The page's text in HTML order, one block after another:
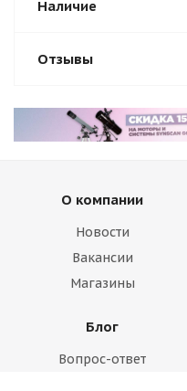
Наличие
Отзывы
О компании
Новости
Вакансии
Магазины
Блог
Вопрос-ответ